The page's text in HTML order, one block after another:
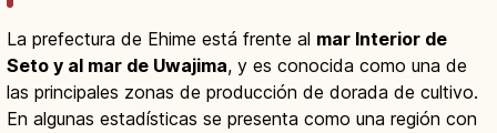
La prefectura de Ehime está frente al mar Interior de
Seto y al mar de Uwajima, y es conocida como una de
las principales zonas de producción de dorada de cultivo.
En algunas estadísticas se presenta como una región con